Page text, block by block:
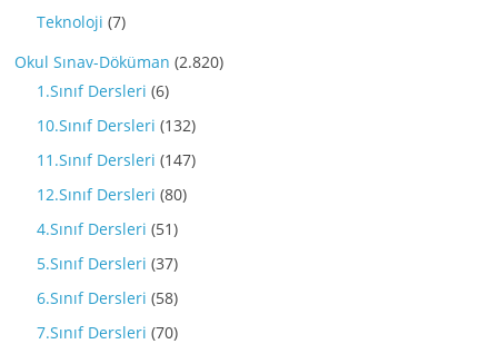
Teknoloji (7)
Okul Sınav-Döküman (2.820)
1.Sınıf Dersleri (6)
10.Sınıf Dersleri (132)
11.Sınıf Dersleri (147)
12.Sınıf Dersleri (80)
4.Sınıf Dersleri (51)
5.Sınıf Dersleri (37)
6.Sınıf Dersleri (58)
7.Sınıf Dersleri (70)